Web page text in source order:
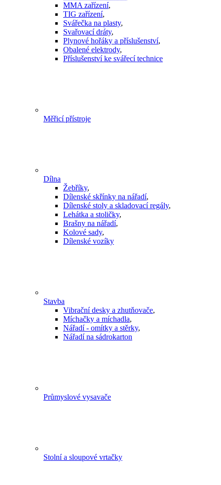
MMA zařízení,
TIG zařízení,
Svářečka na plasty,
Svařovací dráty,
Plynové hořáky a příslušenství,
Obalené elektrody,
Příslušenství ke svářecí technice
Měřicí přístroje
Dílna
Žebříky,
Dílenské skřínky na nářadí,
Dílenské stoly a skladovací regály,
Lehátka a stoličky,
Brašny na nářadí,
Kolové sady,
Dílenské vozíky
Stavba
Vibrační desky a zhutňovače,
Míchačky a míchadla,
Nářadí - omítky a stěrky,
Nářadí na sádrokarton
Průmyslové vysavače
Stolní a sloupové vrtačky